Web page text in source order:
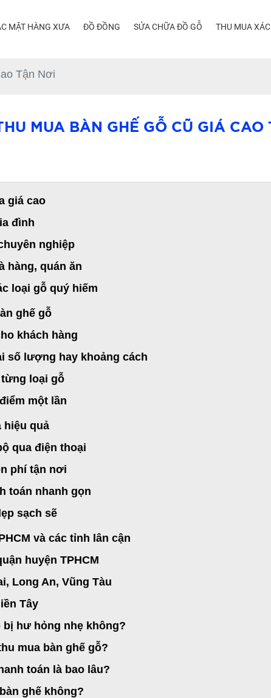
MẶT HÀNG XƯA ĐỒ ĐỒNG SỬA CHỮA ĐỒ GỖ THU MUA
Tận Nơi
MUA BÀN GHẾ GỖ CŨ GIÁ CAO
giá cao
đình
nghiệp
hàng, quán ăn
loại gỗ quý hiếm
ghế gỗ
khách hàng
số lượng hay khoảng cách
loại gỗ
một lần
hiệu quả
qua điện thoại
phí tận nơi
toán nhanh gọn
sạch sẽ
và các tỉnh lân cận
huyện TPHCM
Long An, Vũng Tàu
Tây
hư hỏng nhẹ không?
mua bàn ghế gỗ?
toán là bao lâu?
ghế không?